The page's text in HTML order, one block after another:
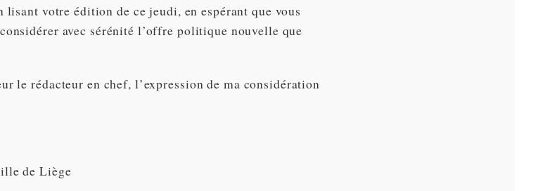
votre édition de ce jeudi, en espérant que vous
avec sérénité l’offre politique nouvelle que
le rédacteur en chef, l’expression de ma considération
de Liège